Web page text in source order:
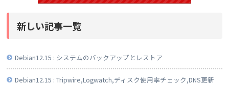
新しい記事一覧
Debian12.15 : システムのバックアップとレストア
Debian12.15 : Tripwire,Logwatch,ディスク使用率チェック,DNS更新